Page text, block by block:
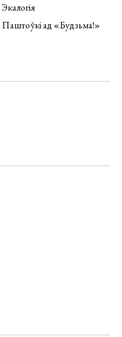
Экалогія
Паштоўкі ад «Будзьма!»